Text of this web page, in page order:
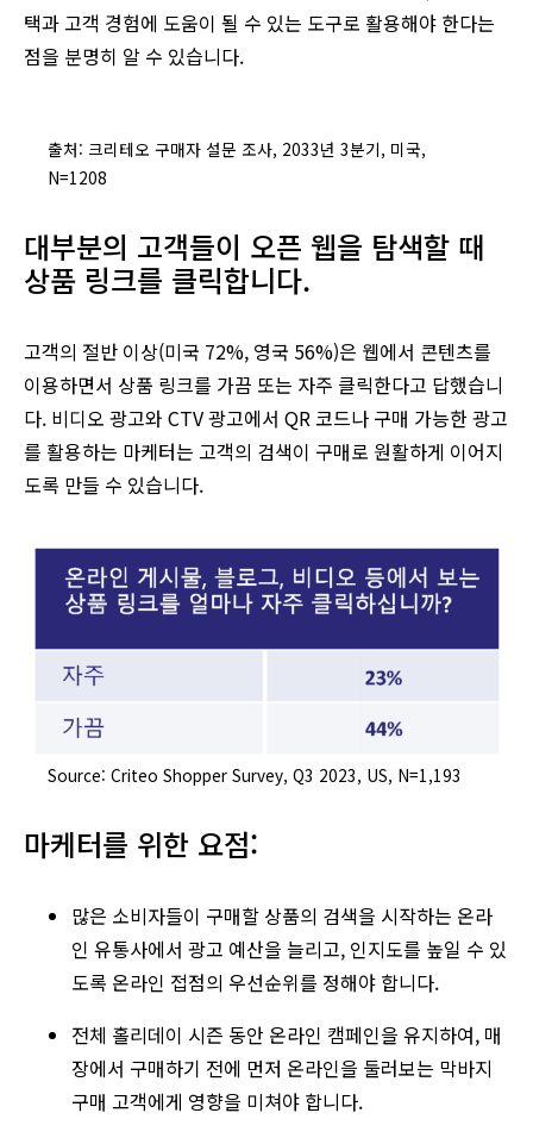
택과 고객 경험에 도움이 될 수 있는 도구로 활용해야 한다는
점을 분명히 알 수 있습니다.
출처: 크리테오 구매자 설문 조사, 2033년 3분기, 미국,
N=1208
대부분의 고객들이 오픈 웹을 탐색할 때
상품 링크를 클릭합니다.
고객의 절반 이상(미국 72%, 영국 56%)은 웹에서 콘텐츠를
이용하면서 상품 링크를 가끔 또는 자주 클릭한다고 답했습니
다. 비디오 광고와 CTV 광고에서 QR 코드나 구매 가능한 광고
를 활용하는 마케터는 고객의 검색이 구매로 원활하게 이어지
도록 만들 수 있습니다.
Source: Criteo Shopper Survey, Q3 2023, US, N=1,193
마케터를 위한 요점:
많은 소비자들이 구매할 상품의 검색을 시작하는 온라
인 유통사에서 광고 예산을 늘리고, 인지도를 높일 수 있
도록 온라인 접점의 우선순위를 정해야 합니다.
전체 홀리데이 시즌 동안 온라인 캠페인을 유지하여, 매
장에서 구매하기 전에 먼저 온라인을 둘러보는 막바지
구매 고객에게 영향을 미쳐야 합니다.